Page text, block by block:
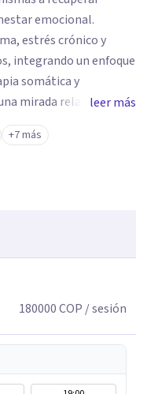
emocional.
estrés crónico y
integrando un enfoque
somática y
mirada relacional y
a entender lo que te
nervioso y a
sentirte más
También tengo
profundas que
y tus vínculos
leer más
+7 más
180000COP / sesión